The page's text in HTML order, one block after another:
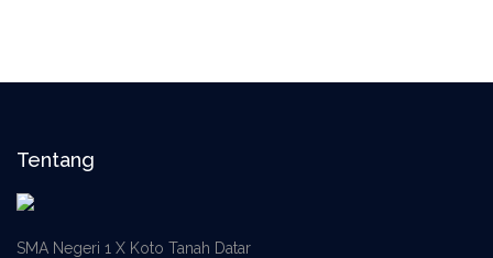
Tentang
SMA Negeri 1 X Koto Tanah Datar